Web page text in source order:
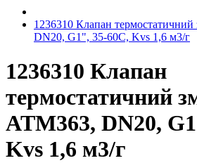
1236310 Клапан
DN20, G1", 35-60C, Kvs 1,6 м3/г
1236310 Клапан
термостатичний
ATM363, DN20,
Kvs 1,6 м3/г